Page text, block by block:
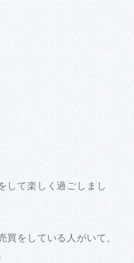
して楽しく過ごしまし
買をしている人がいて、